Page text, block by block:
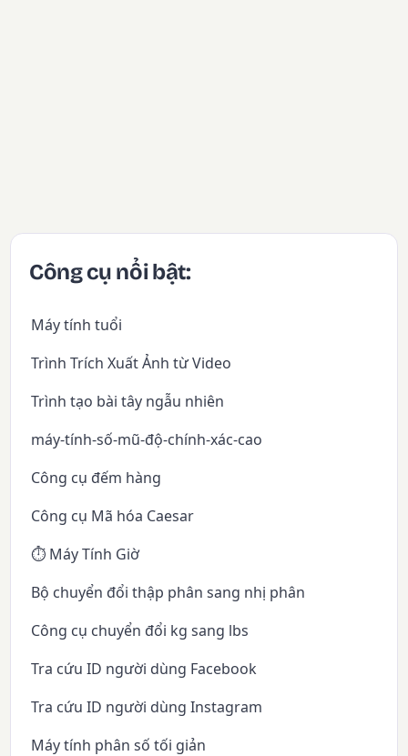
Công cụ nổi bật:
Máy tính tuổi
Trình Trích Xuất Ảnh từ Video
Trình tạo bài tây ngẫu nhiên
máy-tính-số-mũ-độ-chính-xác-cao
Công cụ đếm hàng
Công cụ Mã hóa Caesar
⏱️ Máy Tính Giờ
Bộ chuyển đổi thập phân sang nhị phân
Công cụ chuyển đổi kg sang lbs
Tra cứu ID người dùng Facebook
Tra cứu ID người dùng Instagram
Máy tính phân số tối giản